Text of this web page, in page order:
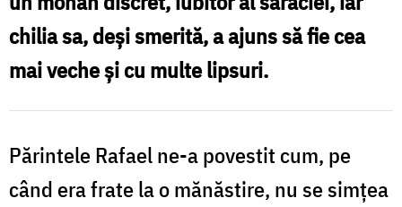
Grădina
Maicii
Domnului
chilia sa, deși smerită, a ajuns să fie cea
mai veche și cu multe lipsuri.
Părintele Rafael ne-a povestit cum, pe
când era frate la o mănăstire, nu se simțea